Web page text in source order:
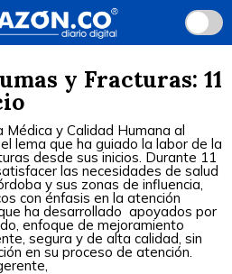
y Fracturas: 11
Médica y Calidad Humana al
lema que ha guiado la labor de la
desde sus inicios. Durante 11
las necesidades de salud
y sus zonas de influencia,
con énfasis en la atención
ha desarrollado apoyados por
enfoque de mejoramiento
segura y de alta calidad, sin
en su proceso de atención.